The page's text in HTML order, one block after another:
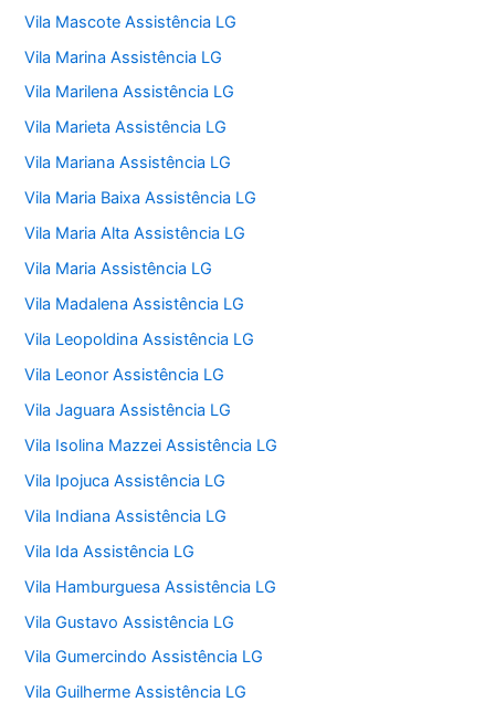
Vila Mascote Assistência LG
Vila Marina Assistência LG
Vila Marilena Assistência LG
Vila Marieta Assistência LG
Vila Mariana Assistência LG
Vila Maria Baixa Assistência LG
Vila Maria Alta Assistência LG
Vila Maria Assistência LG
Vila Madalena Assistência LG
Vila Leopoldina Assistência LG
Vila Leonor Assistência LG
Vila Jaguara Assistência LG
Vila Isolina Mazzei Assistência LG
Vila Ipojuca Assistência LG
Vila Indiana Assistência LG
Vila Ida Assistência LG
Vila Hamburguesa Assistência LG
Vila Gustavo Assistência LG
Vila Gumercindo Assistência LG
Vila Guilherme Assistência LG